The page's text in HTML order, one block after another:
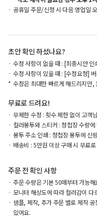
공휴일 주문/신청 시 다음 영업일
초안 확인 하셨나요?
수정 사항이 없을 때 : [최종시안
수정 사항이 있을 때 : [수정요청]
수정은 최대한 빠르게 해드리지만,
무료로 드려요!
무제한 수정 : 횟수 제한 없이 고객
컬러봉투와 스티커 : 청첩장 수량
봉투 주소 인쇄 : 청첩장 봉투에 신
배송비 : 5만원 이상 구매 시 무료
주문 전 확인 사항
주문 수량은 기본 50매부터 가능해
모니터 해상도에 따라 컬러감이 다
샘플, 제작, 추가 주문 별로 제작
있어요.